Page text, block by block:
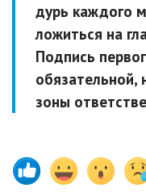
дурь каждого
ложиться на
Подпись
обязательной,
зоны